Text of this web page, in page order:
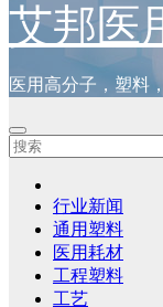
艾邦医
医用高分子，塑料
行业新闻
通用塑料
医用耗材
工程塑料
工艺